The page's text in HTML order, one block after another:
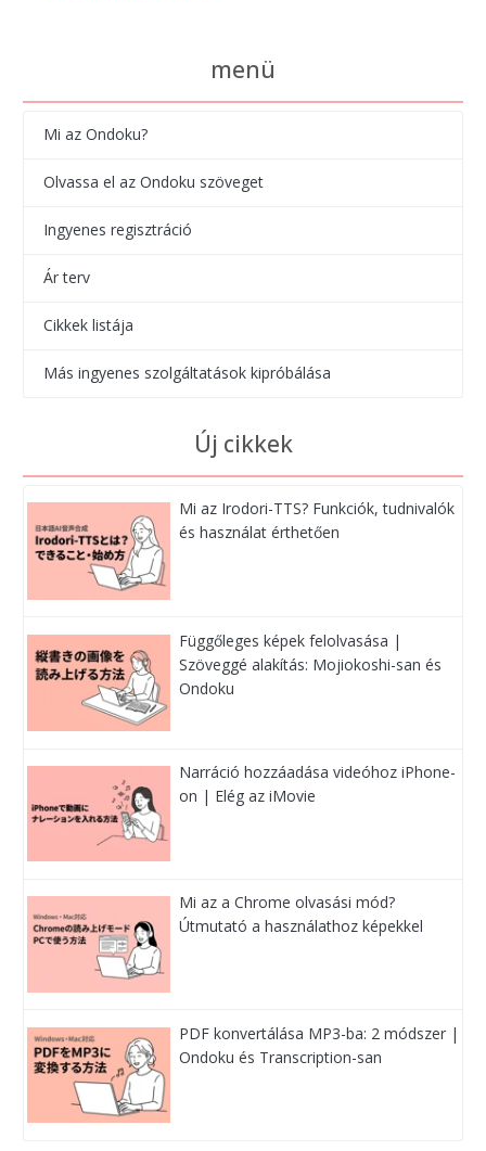
menü
Mi az Ondoku?
Olvassa el az Ondoku szöveget
Ingyenes regisztráció
Ár terv
Cikkek listája
Más ingyenes szolgáltatások kipróbálása
Új cikkek
Mi az Irodori-TTS? Funkciók, tudnivalók
és használat érthetően
Függőleges képek felolvasása |
Szöveggé alakítás: Mojiokoshi-san és
Ondoku
Narráció hozzáadása videóhoz iPhone-
on | Elég az iMovie
Mi az a Chrome olvasási mód?
Útmutató a használathoz képekkel
PDF konvertálása MP3-ba: 2 módszer |
Ondoku és Transcription-san